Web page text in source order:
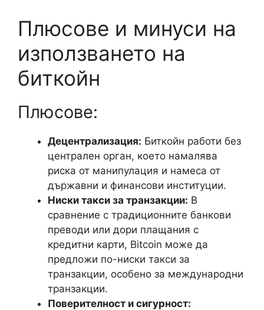
Плюсове и минуси на
използването на
биткойн
Плюсове:
Децентрализация: Биткойн работи без
централен орган, което намалява
риска от манипулация и намеса от
държавни и финансови институции.
Ниски такси за транзакции: В
сравнение с традиционните банкови
преводи или дори плащания с
кредитни карти, Bitcoin може да
предложи по-ниски такси за
транзакции, особено за международни
транзакции.
Поверителност и сигурност: